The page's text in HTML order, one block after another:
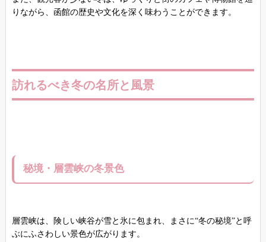
りながら、函館の歴史や文化を深く味わうことができます。
訪れるべき冬の名所と風景
秘境・層雲峡の冬景色
層雲峡は、険しい峡谷が雪と氷に包まれ、まさに“冬の秘境”と呼
ぶにふさわしい景色が広がります。